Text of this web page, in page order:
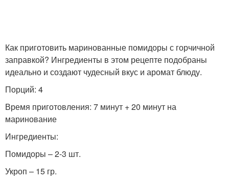
Как приготовить маринованные помидоры с горчичной
заправкой? Ингредиенты в этом рецепте подобраны
идеально и создают чудесный вкус и аромат блюду.
Порций: 4
Время приготовления: 7 минут + 20 минут на
маринование
Ингредиенты:
Помидоры – 2-3 шт.
Укроп – 15 гр.